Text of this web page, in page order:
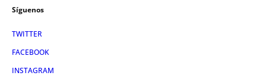
Síguenos
TWITTER
FACEBOOK
INSTAGRAM